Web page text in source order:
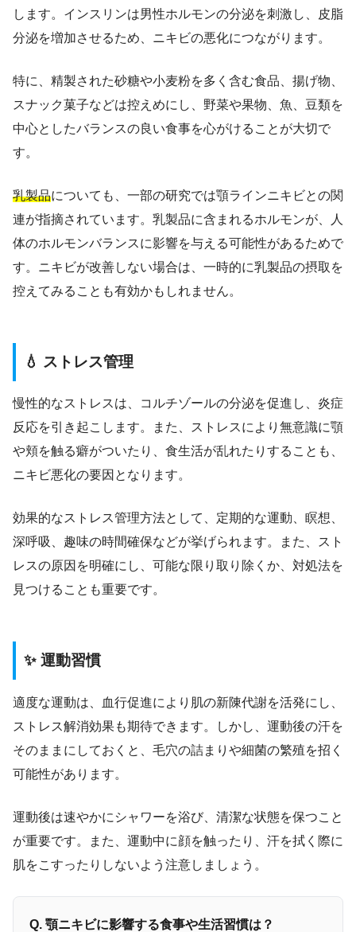
します。インスリンは男性ホルモンの分泌を刺激し、皮脂
分泌を増加させるため、ニキビの悪化につながります。
特に、精製された砂糖や小麦粉を多く含む食品、揚げ物、
スナック菓子などは控えめにし、野菜や果物、魚、豆類を
中心としたバランスの良い食事を心がけることが大切で
す。
乳製品についても、一部の研究では顎ラインニキビとの関
連が指摘されています。乳製品に含まれるホルモンが、人
体のホルモンバランスに影響を与える可能性があるためで
す。ニキビが改善しない場合は、一時的に乳製品の摂取を
控えてみることも有効かもしれません。
💧 ストレス管理
慢性的なストレスは、コルチゾールの分泌を促進し、炎症
反応を引き起こします。また、ストレスにより無意識に顎
や頬を触る癖がついたり、食生活が乱れたりすることも、
ニキビ悪化の要因となります。
効果的なストレス管理方法として、定期的な運動、瞑想、
深呼吸、趣味の時間確保などが挙げられます。また、スト
レスの原因を明確にし、可能な限り取り除くか、対処法を
見つけることも重要です。
✨ 運動習慣
適度な運動は、血行促進により肌の新陳代謝を活発にし、
ストレス解消効果も期待できます。しかし、運動後の汗を
そのままにしておくと、毛穴の詰まりや細菌の繁殖を招く
可能性があります。
運動後は速やかにシャワーを浴び、清潔な状態を保つこと
が重要です。また、運動中に顔を触ったり、汗を拭く際に
肌をこすったりしないよう注意しましょう。
Q. 顎ニキビに影響する食事や生活習慣は？